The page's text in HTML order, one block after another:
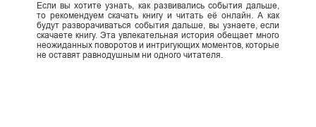
Если вы хотите узнать, как развивались события дальше,
то рекомендуем скачать книгу и читать её онлайн. А как
будут разворачиваться события дальше, вы узнаете, если
скачаете книгу. Эта увлекательная история обещает много
неожиданных поворотов и интригующих моментов, которые
не оставят равнодушным ни одного читателя.